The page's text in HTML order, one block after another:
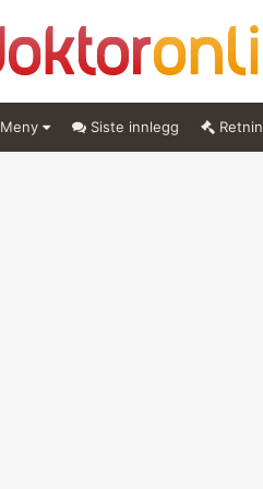
Meny Siste innlegg